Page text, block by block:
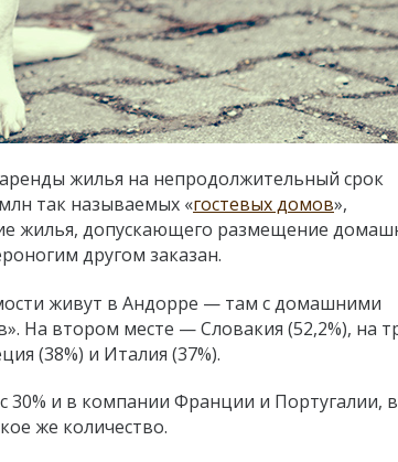
жилья на непродолжительный срок
так называемых «гостевых домов»,
жилья, допускающего размещение
другом заказан.
живут в Андорре — там с домашними
На втором месте —Словакия (52,2%), на
(38%) и Италия (37%).
30% и в компании Франции и Португалии, в
же количество.